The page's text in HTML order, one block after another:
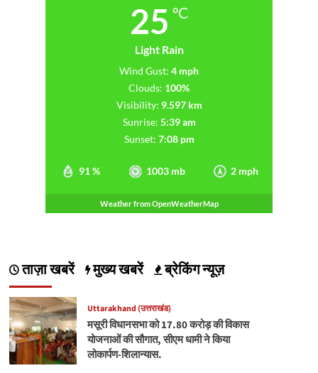
25 °C
Light Rain
91 % 1003 mb 2 mph
Wind Gust: 4 mph
Clouds: 100%
Visibility: 9.597 km
Sunrise: 5:39 am
Sunset: 7:08 pm
Weather from OpenWeatherMap
ताज़ा खबरें मुख्य खबरें ब्रेकिंग न्यूज़
Uttarakhand (उत्तराखंड)
मसूरी विधानसभा को 17.80 करोड़ की विकास
योजनाओं की सौगात, सीएम धामी ने किया
लोकार्पण-शिलान्यास.